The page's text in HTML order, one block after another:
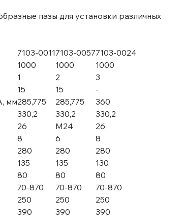
пазы для установки различных
7103-00117103-00577103-0024
1000 1000
1000
1 2
3
15 15
-
мм285,775 285,775
360
330,2 330,2
330,2
26 М24
26
8 6
8
280 280
280
135 135
130
80 80
80
70-870 70-870
70-870
250 250
250
390 390 390